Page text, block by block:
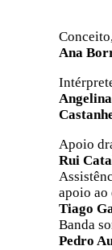
Ana
Apoio
Rui
apoio ao
Tiago
Banda
Pedro